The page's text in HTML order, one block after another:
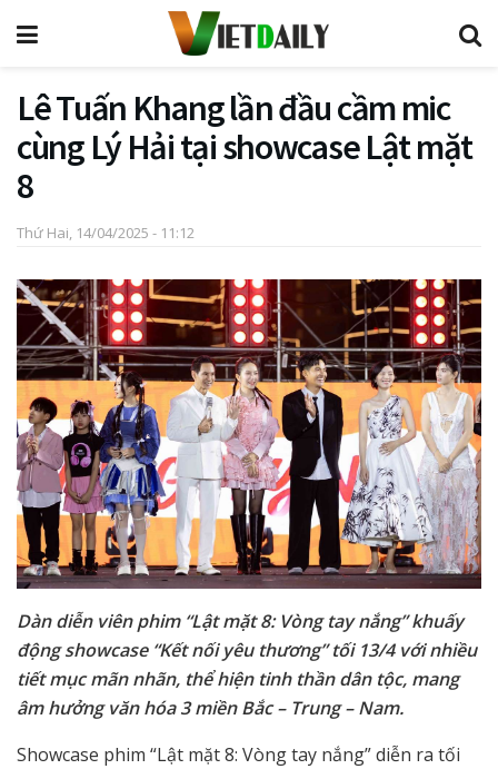
Lê Tuấn Khang lần đầu cầm mic
cùng Lý Hải tại showcase Lật mặt
8
Thứ Hai, 14/04/2025 - 11:12
Dàn diễn viên phim “Lật mặt 8: Vòng tay nắng” khuấy
động showcase “Kết nối yêu thương” tối 13/4 với nhiều
tiết mục mãn nhãn, thể hiện tinh thần dân tộc, mang
âm hưởng văn hóa 3 miền Bắc – Trung – Nam.
Showcase phim “Lật mặt 8: Vòng tay nắng” diễn ra tối